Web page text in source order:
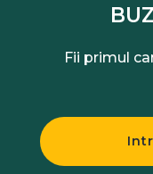
Fii primul